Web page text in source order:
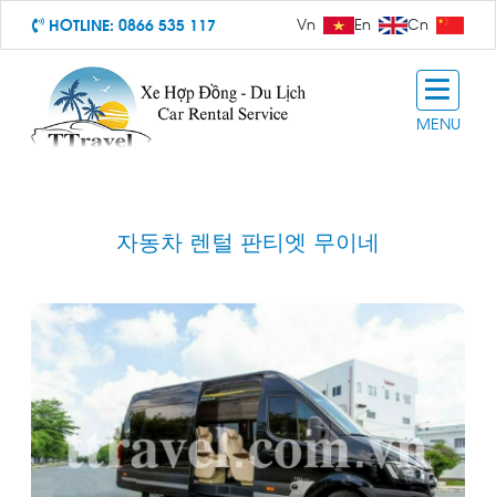
HOTLINE:0866 535 117 Vn En Cn
MENU
자동차 렌털 판티엣 무이네